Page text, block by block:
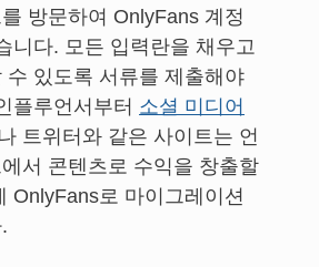
방문하여 OnlyFans 계정
니다. 모든 입력란을 채우고
수 있도록 서류를 제출해야
플루언서부터 소셜 미디어
트위터와 같은 사이트는 언
서 콘텐츠로 수익을 창출할
OnlyFans로 마이그레이션